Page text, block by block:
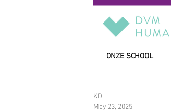
ONZE SCHOOL
KD
May 23, 2025